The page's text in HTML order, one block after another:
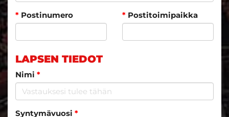
* Postinumero * Postitoimipaikka
LAPSEN TIEDOT
Nimi *
Syntymävuosi *